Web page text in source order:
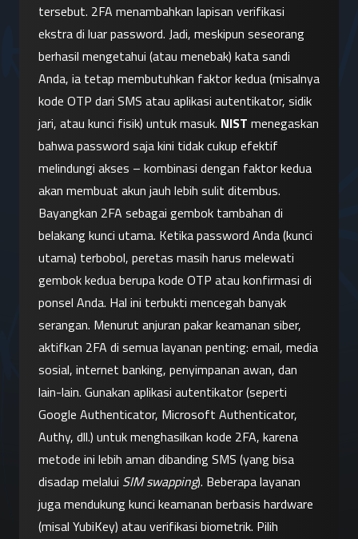
tersebut. 2FA menambahkan lapisan verifikasi
ekstra di luar password. Jadi, meskipun seseorang
berhasil mengetahui (atau menebak) kata sandi
Anda, ia tetap membutuhkan faktor kedua (misalnya
kode OTP dari SMS atau aplikasi autentikator, sidik
jari, atau kunci fisik) untuk masuk. NIST menegaskan
bahwa password saja kini tidak cukup efektif
melindungi akses – kombinasi dengan faktor kedua
akan membuat akun jauh lebih sulit ditembus.
Bayangkan 2FA sebagai gembok tambahan di
belakang kunci utama. Ketika password Anda (kunci
utama) terbobol, peretas masih harus melewati
gembok kedua berupa kode OTP atau konfirmasi di
ponsel Anda. Hal ini terbukti mencegah banyak
serangan. Menurut anjuran pakar keamanan siber,
aktifkan 2FA di semua layanan penting: email, media
sosial, internet banking, penyimpanan awan, dan
lain-lain. Gunakan aplikasi autentikator (seperti
Google Authenticator, Microsoft Authenticator,
Authy, dll.) untuk menghasilkan kode 2FA, karena
metode ini lebih aman dibanding SMS (yang bisa
disadap melalui SIM swapping). Beberapa layanan
juga mendukung kunci keamanan berbasis hardware
(misal YubiKey) atau verifikasi biometrik. Pilih